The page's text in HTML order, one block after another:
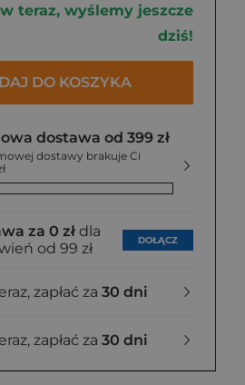
teraz, wyślemy jeszcze
dziś!
DO KOSZYKA
dostawa od 399 zł
dostawy brakuje Ci
za 0 zł dla
od 99 zł
DOŁĄCZ
zapłać za 30 dni
zapłać za 30 dni